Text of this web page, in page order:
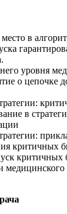
в
уровня
о цепочке
в
критичных
критичных